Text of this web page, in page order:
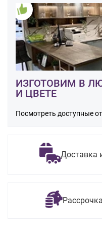
ИЗГОТОВИМ В
И ЦВЕТЕ
Посмотреть доступные
Доставка